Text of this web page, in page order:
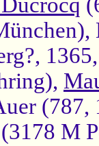
(787,
(3178 M